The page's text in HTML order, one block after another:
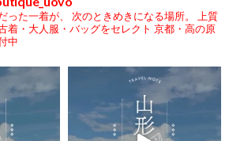
った一着が、 次のときめきになる場所。
上質
着・大人服・バッグをセレクト 京都・高の原
中